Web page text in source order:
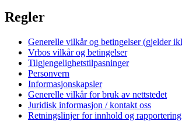
Regler
Generelle vilkår og betingelser (gjelder
Vrbos vilkår og betingelser
Tilgjengelighetstilpasninger
Personvern
Informasjonskapsler
Generelle vilkår for bruk av nettstedet
Juridisk informasjon / kontakt oss
Retningslinjer for innhold og